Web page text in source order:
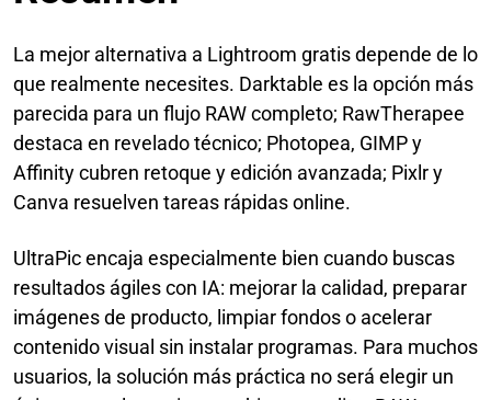
La mejor alternativa a Lightroom gratis depende de lo
que realmente necesites. Darktable es la opción más
parecida para un flujo RAW completo; RawTherapee
destaca en revelado técnico; Photopea, GIMP y
Affinity cubren retoque y edición avanzada; Pixlr y
Canva resuelven tareas rápidas online.
UltraPic encaja especialmente bien cuando buscas
resultados ágiles con IA: mejorar la calidad, preparar
imágenes de producto, limpiar fondos o acelerar
contenido visual sin instalar programas. Para muchos
usuarios, la solución más práctica no será elegir un